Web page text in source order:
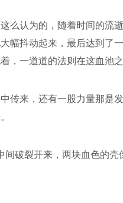
么认为的，随着时间的流
幅抖动起来，最后达到了
，一道道的法则在这血池之
传来，还有一股力量那是
间破裂开来，两块血色的